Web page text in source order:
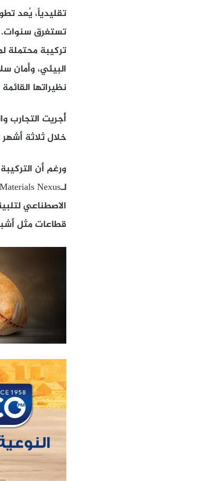
تقليدياً، يُعد
تركيبة محتملة
نظيراتها القائمة
أُجريت التجارب
خلال ثلاثة
ورغم أن
الاصطناعي
قطاعات مثل